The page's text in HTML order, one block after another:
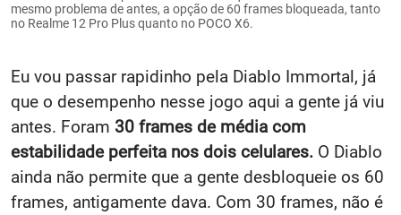
mesmo problema de antes, a opção de 60 frames bloqueada, tanto
no Realme 12 Pro Plus quanto no POCO X6.
Eu vou passar rapidinho pela Diablo Immortal, já
que o desempenho nesse jogo aqui a gente já viu
antes. Foram 30 frames de média com
estabilidade perfeita nos dois celulares. O Diablo
ainda não permite que a gente desbloqueie os 60
frames, antigamente dava. Com 30 frames, não é